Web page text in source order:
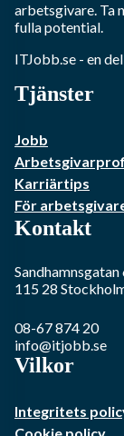
arbetsgivare. Ta
fulla potential.
ITJobb.se - en
Tjänster
Jobb
Karriärtips
För
Kontakt
Sandhamnsgatan
115 28
08-67 874 20
info@itjobb.se
Vilkor
Integritets